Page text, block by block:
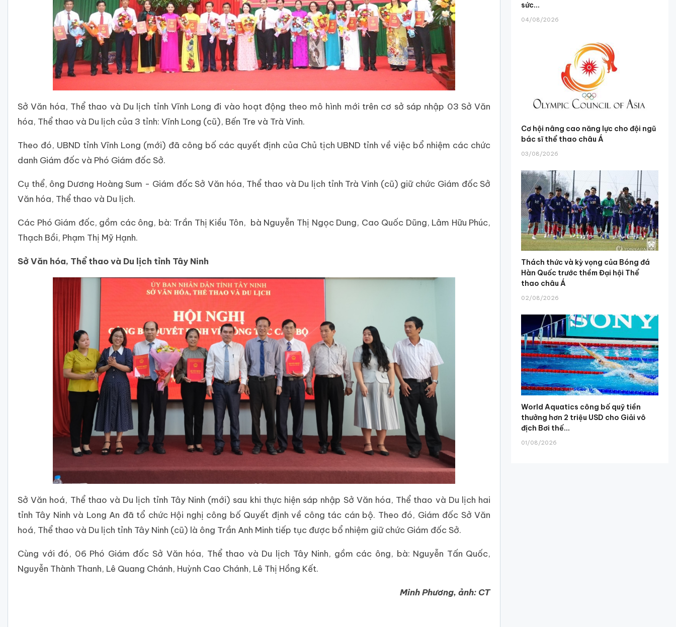
Sở Văn hóa, Thể thao và Du lịch tỉnh Vĩnh Long đi vào hoạt động theo mô hình mới trên cơ sở sáp nhập 03 Sở Văn
hóa, Thể thao và Du lịch của 3 tỉnh: Vĩnh Long (cũ), Bến Tre và Trà Vinh.
Theo đó, UBND tỉnh Vĩnh Long (mới) đã công bố các quyết định của Chủ tịch UBND tỉnh về việc bổ nhiệm các chức
danh Giám đốc và Phó Giám đốc Sở.
Cụ thể, ông Dương Hoàng Sum - Giám đốc Sở Văn hóa, Thể thao và Du lịch tỉnh Trà Vinh (cũ) giữ chức Giám đốc Sở
Văn hóa, Thể thao và Du lịch.
Các Phó Giám đốc, gồm các ông, bà: Trần Thị Kiều Tôn, bà Nguyễn Thị Ngọc Dung, Cao Quốc Dũng, Lâm Hữu Phúc,
Thạch Bồi, Phạm Thị Mỹ Hạnh.
Sở Văn hóa, Thể thao và Du lịch tỉnh Tây Ninh
Sở Văn hoá, Thể thao và Du lịch tỉnh Tây Ninh (mới) sau khi thực hiện sáp nhập Sở Văn hóa, Thể thao và Du lịch hai
tỉnh Tây Ninh và Long An đã tổ chức Hội nghị công bố Quyết định về công tác cán bộ. Theo đó, Giám đốc Sở Văn
hoá, Thể thao và Du lịch tỉnh Tây Ninh (cũ) là ông Trần Anh Minh tiếp tục được bổ nhiệm giữ chức Giám đốc Sở.
Cùng với đó, 06 Phó Giám đốc Sở Văn hóa, Thể thao và Du lịch Tây Ninh, gồm các ông, bà: Nguyễn Tấn Quốc,
Nguyễn Thành Thanh, Lê Quang Chánh, Huỳnh Cao Chánh, Lê Thị Hồng Kết.
Minh Phương, ảnh: CT
sức...
04/08/2026
Cơ hội nâng cao năng lực cho đội ngũ
bác sĩ thể thao châu Á
03/08/2026
Thách thức và kỳ vọng của Bóng đá
Hàn Quốc trước thềm Đại hội Thể
thao châu Á
02/08/2026
World Aquatics công bố quỹ tiền
thưởng hơn 2 triệu USD cho Giải vô
địch Bơi thế...
01/08/2026